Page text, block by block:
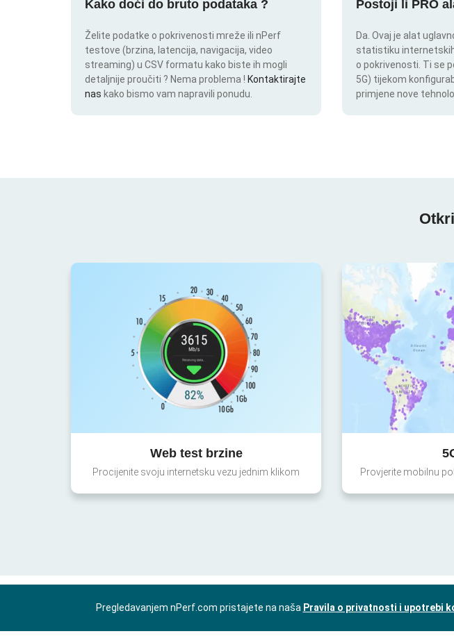
Kako doći do bruto podataka ?
Želite podatke o pokrivenosti mreže ili nPerf
testove (brzina, latencija, navigacija, video
streaming) u CSV formatu kako biste ih mogli
detaljnije proučiti ? Nema problema ! Kontaktirajte
nas kako bismo vam napravili ponudu.
Postoji li PRO
Da. Ovaj je alat
statistiku
o pokrivenosti. Ti se
5G) tijekom
primjene nove
Web test brzine
Procijenite svoju internetsku vezu jednim klikom Provjerite mobilnu
Pregledavanjem nPerf.com pristajete na naša Pravila o privatnosti i upotrebi